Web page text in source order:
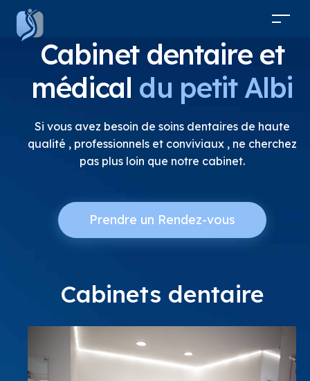
Cabinet dentaire et
médical du petit Albi
Si vous avez besoin de soins dentaires de haute
qualité , professionnels et conviviaux , ne cherchez
pas plus loin que notre cabinet.
Prendre un Rendez-vous
Cabinets dentaire